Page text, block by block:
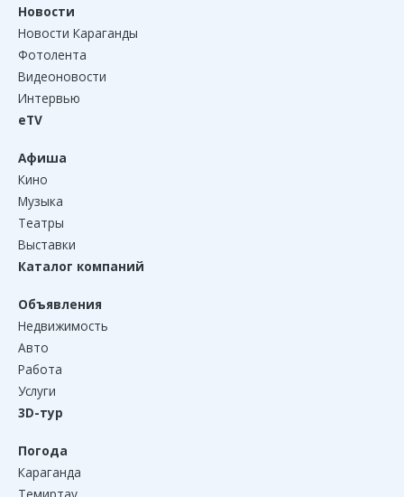
Новости
Новости Караганды
Фотолента
Видеоновости
Интервью
eTV
Афиша
Кино
Музыка
Театры
Выставки
Каталог компаний
Объявления
Недвижимость
Авто
Работа
Услуги
3D-тур
Погода
Караганда
Темиртау